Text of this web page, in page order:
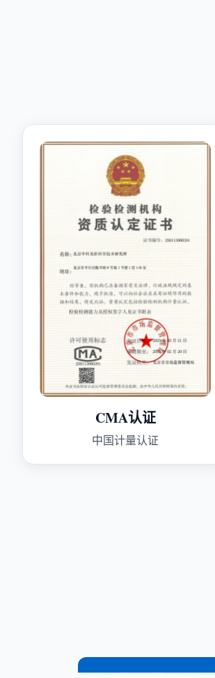
CMA认证
中国计量认证